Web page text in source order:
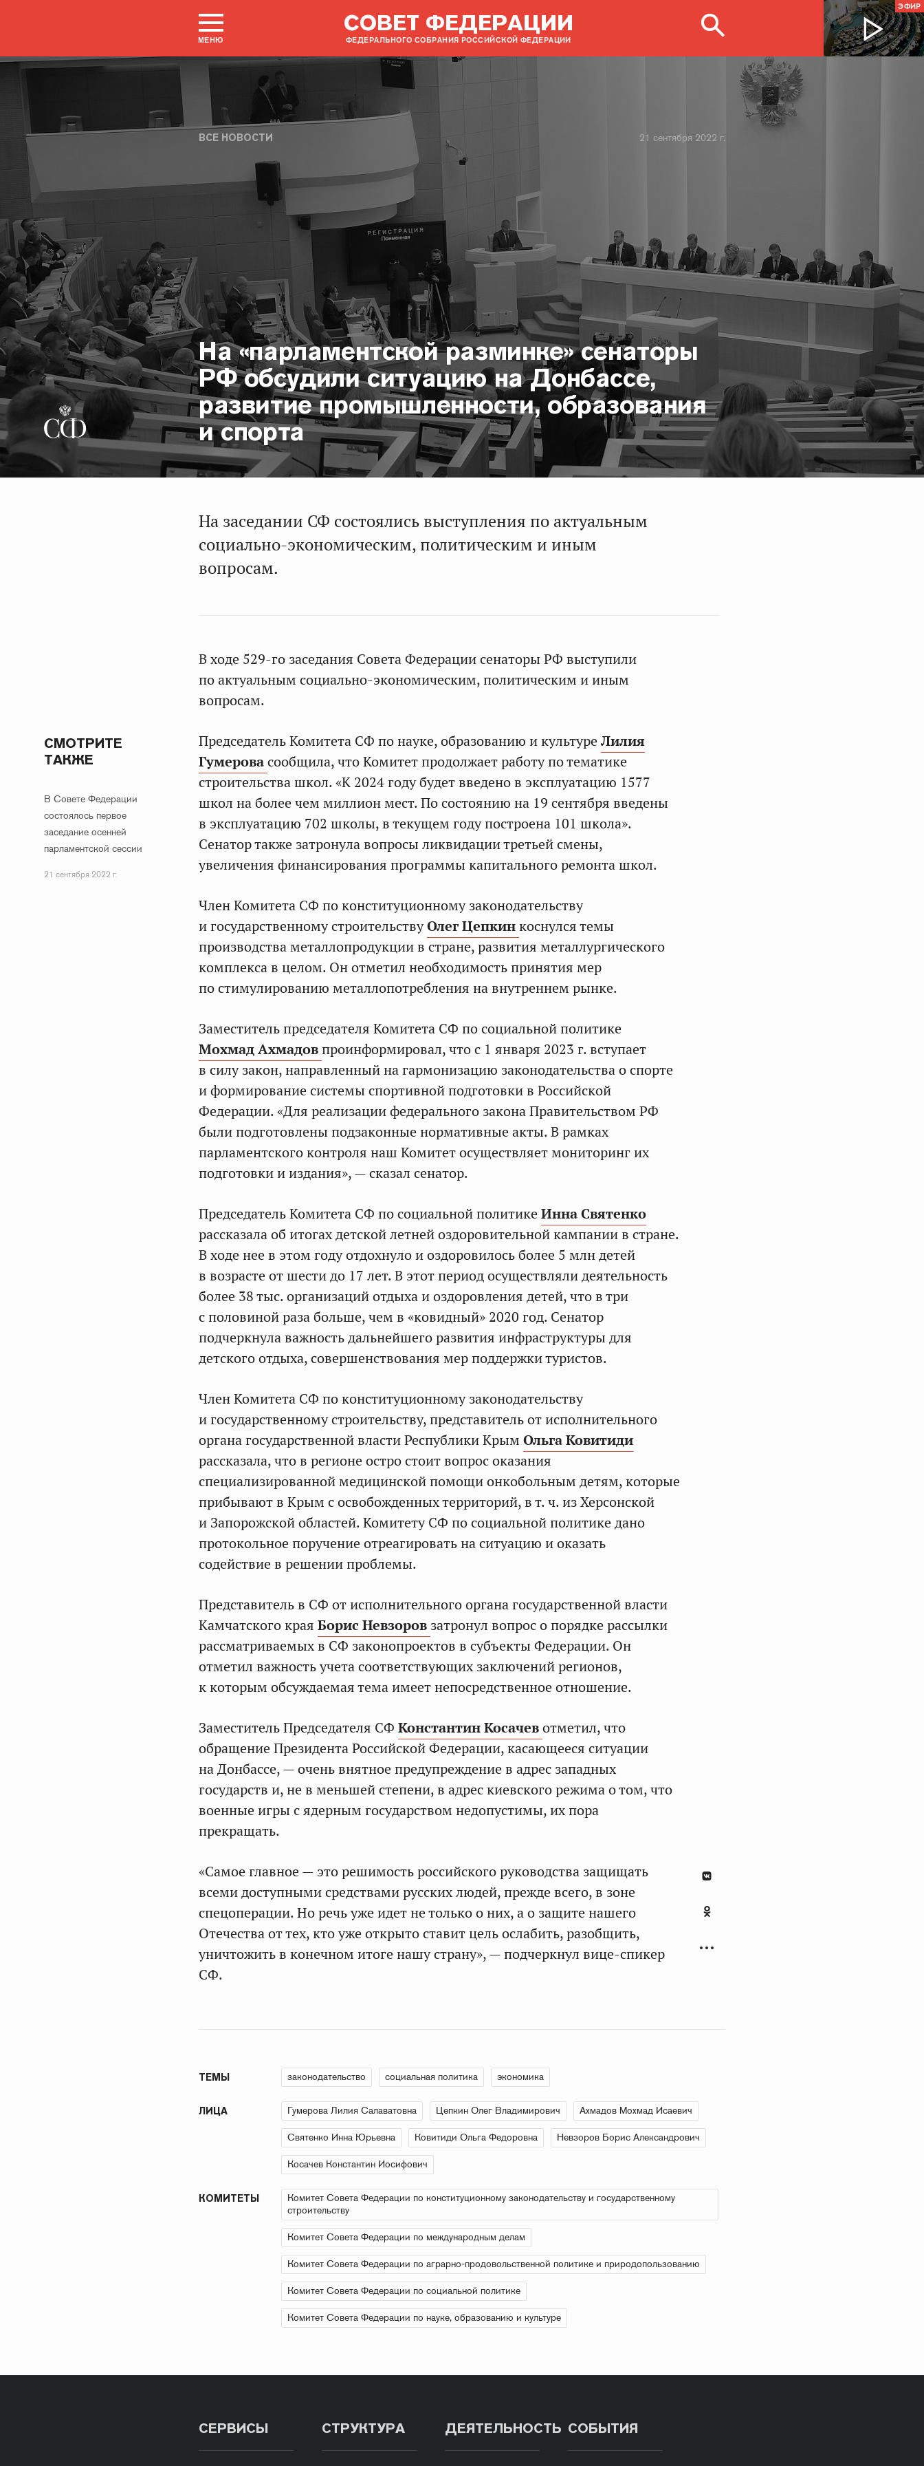
МЕНЮ
СОВЕТ ФЕДЕРАЦИИ
ФЕДЕРАЛЬНОГО СОБРАНИЯ РОССИЙСКОЙ ФЕДЕРАЦИИ
ЭФИР
ВСЕ НОВОСТИ
На «парламентской разминке» сенаторы
РФ обсудили ситуацию на Донбассе,
развитие промышленности, образования
и спорта
21 сентября 2022 г.
На заседании СФ состоялись выступления по актуальным
социально-экономическим, политическим и иным
вопросам.
В ходе 529-го заседания Совета Федерации сенаторы РФ выступили
по актуальным социально-экономическим, политическим и иным
вопросам.
СМОТРИТЕ
ТАКЖЕ
В Совете Федерации
состоялось первое
заседание осенней
парламентской сессии
21 сентября 2022 г.
Председатель Комитета СФ по науке, образованию и культуре Лилия
Гумеровасообщила, что Комитет продолжает работу по тематике
строительства школ. «К 2024 году будет введено в эксплуатацию 1577
школ на более чем миллион мест. По состоянию на 19 сентября введены
в эксплуатацию 702 школы, в текущем году построена 101 школа».
Сенатор также затронула вопросы ликвидации третьей смены,
увеличения финансирования программы капитального ремонта школ.
Член Комитета СФ по конституционному законодательству
и государственному строительствуОлег Цепкинкоснулся темы
производства металлопродукции в стране, развития металлургического
комплекса в целом. Он отметил необходимость принятия мер
по стимулированию металлопотребления на внутреннем рынке.
Заместитель председателя Комитета СФ по социальной политике
Мохмад Ахмадовпроинформировал, что с 1 января 2023 г. вступает
в силу закон, направленный на гармонизацию законодательства о спорте
и формирование системы спортивной подготовки в Российской
Федерации. «Для реализации федерального закона Правительством РФ
были подготовлены подзаконные нормативные акты. В рамках
парламентского контроля наш Комитет осуществляет мониторинг их
подготовки и издания», — сказал сенатор.
Председатель Комитета СФ по социальной политике Инна Святенко
рассказала об итогах детской летней оздоровительной кампании в стране.
В ходе нее в этом году отдохнуло и оздоровилось более 5 млн детей
в возрасте от шести до 17 лет. В этот период осуществляли деятельность
более 38 тыс. организаций отдыха и оздоровления детей, что в три
с половиной раза больше, чем в «ковидный» 2020 год. Сенатор
подчеркнула важность дальнейшего развития инфраструктуры для
детского отдыха, совершенствования мер поддержки туристов.
Член Комитета СФ по конституционному законодательству
и государственному строительству, представитель от исполнительного
органа государственной власти Республики Крым Ольга Ковитиди
рассказала, что в регионе остро стоит вопрос оказания
специализированной медицинской помощи онкобольным детям, которые
прибывают в Крым с освобожденных территорий, в т. ч. из Херсонской
и Запорожской областей. Комитету СФ по социальной политике дано
протокольное поручение отреагировать на ситуацию и оказать
содействие в решении проблемы.
Представитель в СФ от исполнительного органа государственной власти
Камчатского края Борис Невзоров затронул вопрос о порядке рассылки
рассматриваемых в СФ законопроектов в субъекты Федерации. Он
отметил важность учета соответствующих заключений регионов,
к которым обсуждаемая тема имеет непосредственное отношение.
Заместитель Председателя СФ Константин Косачевотметил, что
обращение Президента Российской Федерации, касающееся ситуации
на Донбассе, — очень внятное предупреждение в адрес западных
государств и, не в меньшей степени, в адрес киевского режима о том, что
военные игры с ядерным государством недопустимы, их пора
прекращать.
«Самое главное — это решимость российского руководства защищать
всеми доступными средствами русских людей, прежде всего, в зоне
спецоперации. Но речь уже идет не только о них, а о защите нашего
Отечества от тех, кто уже открыто ставит цель ослабить, разобщить,
уничтожить в конечном итоге нашу страну», — подчеркнул вице-спикер
СФ.
ТЕМЫ законодательство социальная политика экономика
ЛИЦА Гумерова Лилия Салаватовна Цепкин Олег Владимирович Ахмадов Мохмад Исаевич
Святенко Инна Юрьевна Ковитиди Ольга Федоровна Невзоров Борис Александрович
Косачев Константин Иосифович
КОМИТЕТЫ
Комитет Совета Федерации по конституционному законодательству и государственному
строительству
Комитет Совета Федерации по международным делам
Комитет Совета Федерации по аграрно-продовольственной политике и природопользованию
Комитет Совета Федерации по социальной политике
Комитет Совета Федерации по науке, образованию и культуре
СЕРВИСЫ СТРУКТУРА ДЕЯТЕЛЬНОСТЬ СОБЫТИЯ